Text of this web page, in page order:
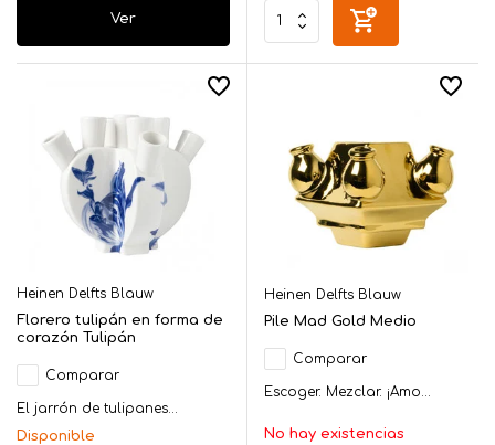
Ver
Heinen Delfts Blauw
Florero tulipán en forma de
corazón Tulipán
Comparar
El jarrón de tulipanes...
Disponible
Heinen Delfts Blauw
Pile Mad Gold Medio
Comparar
Escoger. Mezclar. ¡Amo...
No hay existencias